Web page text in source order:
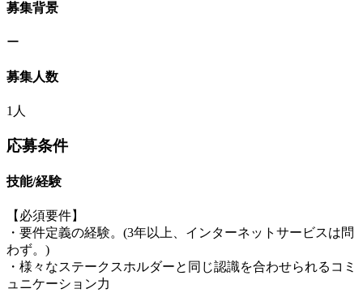
募集背景
ー
募集人数
1人
応募条件
技能/経験
【必須要件】
・要件定義の経験。(3年以上、インターネットサービスは問
わず。)
・様々なステークスホルダーと同じ認識を合わせられるコミ
ュニケーション力